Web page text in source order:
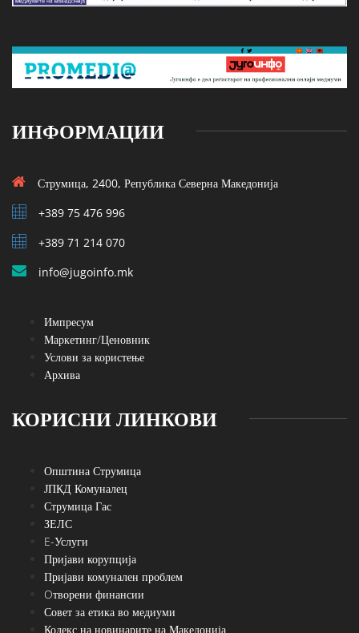
ИНФОРМАЦИИ
Струмица, 2400, Република Северна Македонија
+389 75 476 996
+389 71 214 070
info@jugoinfo.mk
Импресум
Маркетинг/Ценовник
Услови за користење
Архива
КОРИСНИ ЛИНКОВИ
Општина Струмица
ЈПКД Комуналец
Струмица Гас
ЗЕЛС
E-Услуги
Пријави корупција
Пријави комунален проблем
Oтворени финансии
Совет за етика во медиуми
Кодекс на новинарите на Македонија